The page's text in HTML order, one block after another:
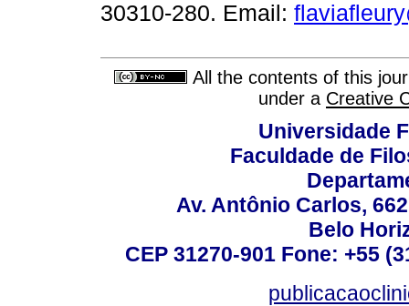
30310-280. Email:
All the contents of this
under a Creative
Universidade
Faculdade de
Av. Antônio Carlos,
Belo
CEP 31270-901 Fone: +55